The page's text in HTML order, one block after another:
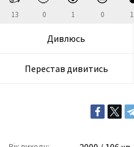
13 0 1 0 1
Дивлюсь
Перестав дивитись